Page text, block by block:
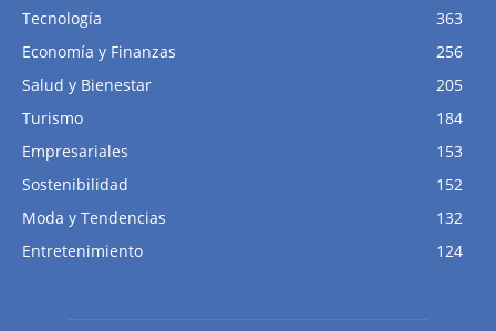
Tecnología
363
Economía y Finanzas
256
Salud y Bienestar
205
Turismo
184
Empresariales
153
Sostenibilidad
152
Moda y Tendencias
132
Entretenimiento
124